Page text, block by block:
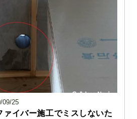
09/25
ァイバー施工でミスしないた